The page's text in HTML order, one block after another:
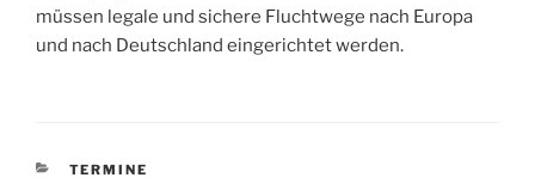
müssen legale und sichere Fluchtwege nach Europa
und nach Deutschland eingerichtet werden.
KATEGORIEN
TERMINE